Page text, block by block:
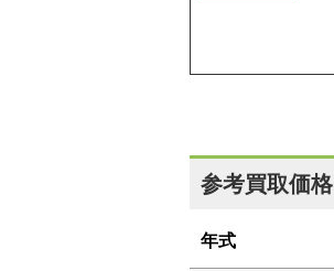
参考買取価格
年式